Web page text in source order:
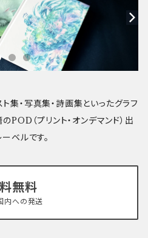
集・写真集・詩画集といったグラフ
POD（プリント・オンデマンド）出
ベルです。
無料
内への発送